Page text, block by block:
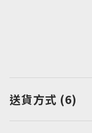
送貨方式 (6)